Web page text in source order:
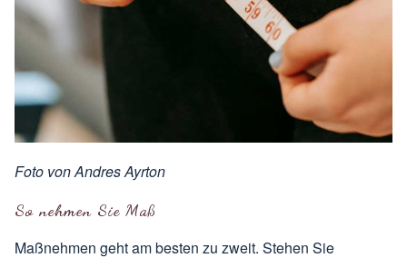
Foto vonAndres Ayrton
So nehmen Sie Maß
Maßnehmen geht am besten zu zweit. Stehen Sie